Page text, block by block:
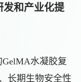
发和产业化提
水凝胶复
长期生物安全性